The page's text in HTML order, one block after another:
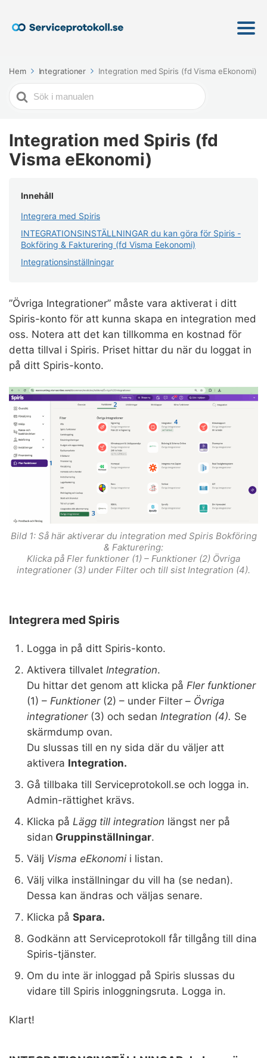
Hem Integrationer Integration med Spiris (fd Visma eEkonomi)
Söker
efter
Integration med Spiris (fd
Visma eEkonomi)
Innehåll
Integrera med Spiris
INTEGRATIONSINSTÄLLNINGAR du kan göra för Spiris -
Bokföring & Fakturering (fd Visma Eekonomi)
Integrationsinställningar
”Övriga Integrationer” måste vara aktiverat i ditt
Spiris-konto för att kunna skapa en integration med
oss. Notera att det kan tillkomma en kostnad för
detta tillval i Spiris. Priset hittar du när du loggat in
på ditt Spiris-konto.
Bild 1: Så här aktiverar du integration med Spiris Bokföring
& Fakturering:
Klicka på Fler funktioner (1) – Funktioner (2) Övriga
integrationer (3) under Filter och till sist Integration (4).
Integrera med Spiris
Logga in på ditt Spiris-konto.
Aktivera tillvalet Integration.
Du hittar det genom att klicka på Fler funktioner
(1) – Funktioner (2) – under Filter – Övriga
integrationer (3) och sedan Integration (4). Se
skärmdump ovan.
Du slussas till en ny sida där du väljer att
aktivera Integration.
Gå tillbaka till Serviceprotokoll.se och logga in.
Admin-rättighet krävs.
Klicka på Lägg till integration längst ner på
sidan Gruppinställningar.
Välj Visma eEkonomi i listan.
Välj vilka inställningar du vill ha (se nedan).
Dessa kan ändras och väljas senare.
Klicka på Spara.
Godkänn att Serviceprotokoll får tillgång till dina
Spiris-tjänster.
Om du inte är inloggad på Spiris slussas du
vidare till Spiris inloggningsruta. Logga in.
Klart!